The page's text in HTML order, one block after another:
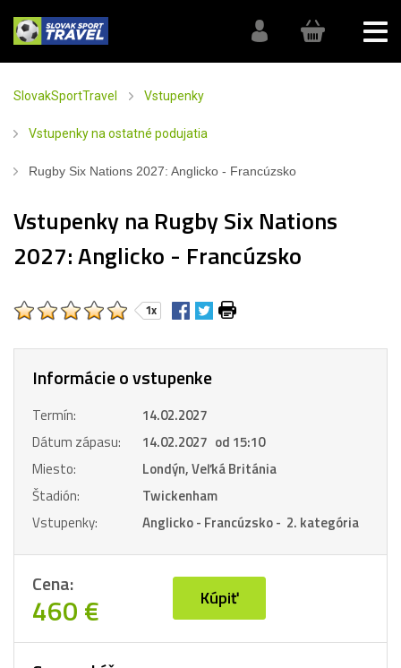
SlovakSportTravel Vstupenky
Vstupenky na ostatné podujatia
Rugby Six Nations 2027: Anglicko - Francúzsko
Vstupenky na Rugby Six Nations
2027: Anglicko - Francúzsko
1x
Informácie o vstupenke
Termín:
14.02.2027
Dátum zápasu:
14.02.2027 od 15:10
Miesto:
Londýn, Veľká Británia
Štadión:
Twickenham
Vstupenky:
Anglicko - Francúzsko - 2. kategória
Cena:
460 € Kúpiť